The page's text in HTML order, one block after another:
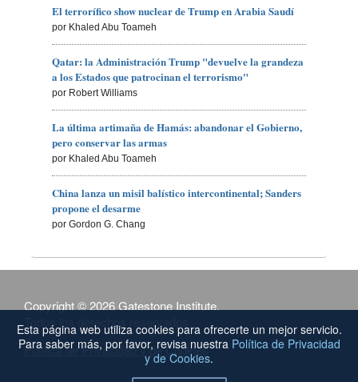
El terrorífico show nuclear de Trump en Arabia Saudí
por Khaled Abu Toameh
Qatar: la Administración Trump "devuelve la grandeza
a los Estados que patrocinan el terrorismo"
por Robert Williams
La última artimaña de Hamás: abandonar el Gobierno,
pero conservar las armas
por Khaled Abu Toameh
China lanza un misil balístico intercontinental; Sanders
propone el desarme
por Gordon G. Chang
Copyright © 2026 Gatestone Institute.
Todos los derechos reservados.
Política de Privacidad y de Cookies
Esta página web utiliza cookies para ofrecerte un mejor servicio.
Para saber más, por favor, revisa nuestra Política de Privacidad
y de Cookies.